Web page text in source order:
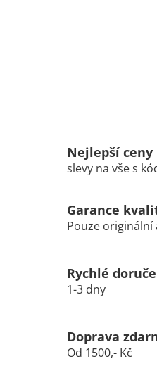
Nejlepší ceny
slevy na vše s
Garance
Pouze originální
Rychlé
1-3 dny
Doprava
Od 1500,- Kč